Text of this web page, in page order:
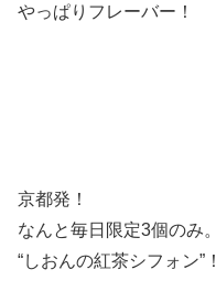
やっぱりフレーバー！
京都発！
なんと毎日限定3個のみ。
“しおんの紅茶シフォン”！